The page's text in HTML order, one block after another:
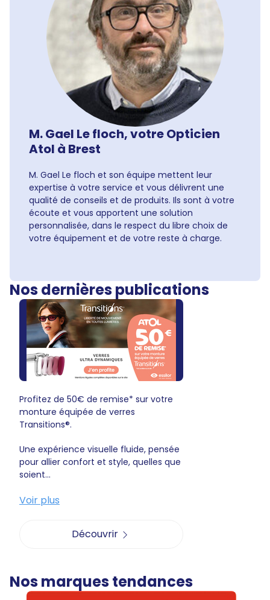
M. Gael Le floch, votre Opticien
Atol à Brest
M. Gael Le floch et son équipe mettent leur
expertise à votre service et vous délivrent une
qualité de conseils et de produits. Ils sont à votre
écoute et vous apportent une solution
personnalisée, dans le respect du libre choix de
votre équipement et de votre reste à charge.
Nos dernières publications
Profitez de 50€ de remise* sur votre
monture équipée de verres
Transitions®.
Une expérience visuelle fluide, pensée
pour allier confort et style, quelles que
soient...
Voir plus
Découvrir
Nos marques tendances